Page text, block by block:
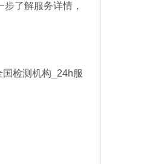
了解服务详情，
检测机构_24h服